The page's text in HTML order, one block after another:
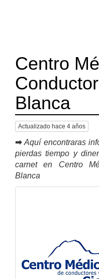
Centro
Blanca
Actualizado hace 4 años
➡ Aquí encontraras
pierdas tiempo y
carnet en Centro
Blanca